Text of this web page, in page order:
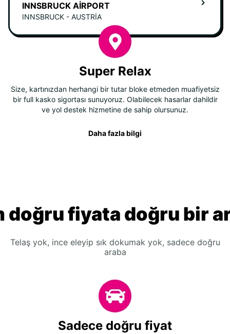
INNSBRUCK AIRPORT
INNSBRUCK - AUSTRIA
Super Relax
Size, kartınızdan herhangi bir tutar bloke etmeden muafiyetsiz
bir full kasko sigortası sunuyoruz. Olabilecek hasarlar dahildir
ve yol destek hizmetine de sahip olursunuz.
Daha fazla bilgi
doğru fiyata doğru bir
Telaş yok, ince eleyip sık dokumak yok, sadece doğru
araba
Sadece doğru fiyat